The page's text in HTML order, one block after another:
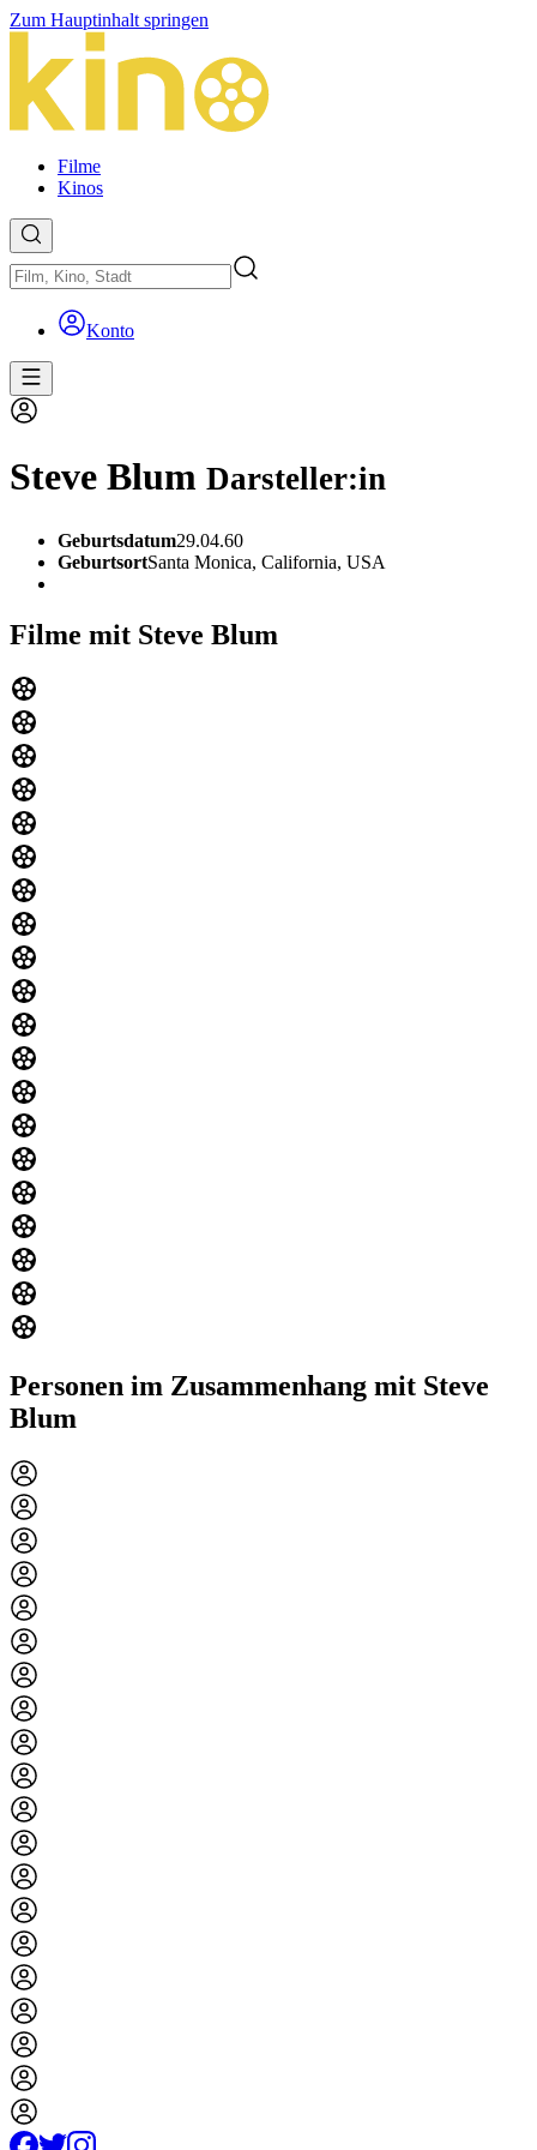
Zum Hauptinhalt springen
Filme
Kinos
Konto
Steve Blum Darsteller:in
Geburtsdatum29.04.60
GeburtsortSanta Monica, California, USA
Filme mit Steve Blum
Personen im Zusammenhang mit Steve
Blum